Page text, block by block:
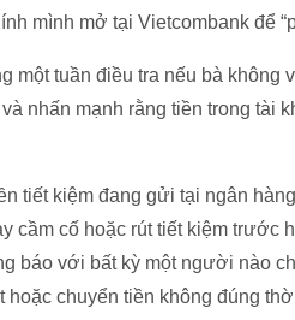
mình mở tại Vietcombank để
một tuần điều tra nếu bà không
nhấn mạnh rằng tiền trong tài
tiết kiệm đang gửi tại ngân
cầm cố hoặc rút tiết kiệm
báo với bất kỳ một người nào
chuyển tiền không đúng